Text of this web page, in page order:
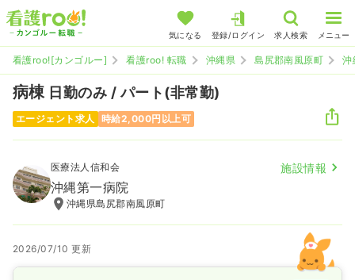
気になる 登録/ログイン 求人検索 メニュー
看護roo![カンゴルー] 看護roo! 転職 沖縄県 島尻郡南風原町 沖
病棟 日勤のみ / パート(非常勤)
エージェント求人 時給2,000円以上可
医療法人信和会 施設情報
沖縄第一病院
沖縄県島尻郡南風原町
2026/07/10 更新